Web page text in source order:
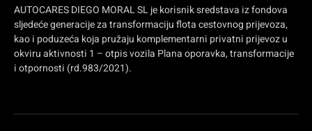
AUTOCARES DIEGO MORAL SL je korisnik sredstava iz fondova
sljedeće generacije za transformaciju flota cestovnog prijevoza,
kao i poduzeća koja pružaju komplementarni privatni prijevoz u
okviru aktivnosti 1 – otpis vozila Plana oporavka, transformacije
i otpornosti (rd.983/2021).